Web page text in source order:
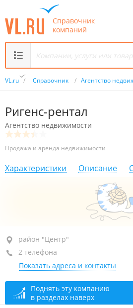
Справочник
компаний
VL.ru / Справочник / Агентство
Ригенс-рентал
Агентство недвижимости
Продажа и аренда недвижимости
Характеристики Описание
район "Центр", ул. Светланская, 33
ТД "Большой ГУМ"
+7 914 079-07-44
+7 994 005-66-41
закрыто, откроется в 09:00
район "Центр"
2 телефона
Показать адреса и контакты
Поднять эту компанию
в разделах наверх